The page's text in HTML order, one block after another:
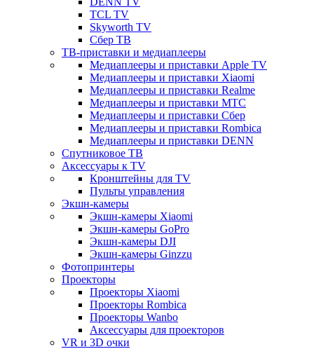
TCL TV
Skyworth TV
Сбер ТВ
ТВ-приставки и медиаплееры
Медиаплееры и приставки Apple TV
Медиаплееры и приставки Xiaomi
Медиаплееры и приставки Realme
Медиаплееры и приставки МТС
Медиаплееры и приставки Сбер
Медиаплееры и приставки Rombica
Медиаплееры и приставки DENN
Спутниковое ТВ
Аксессуары к TV
Кронштейны для TV
Пульты управления
Экшн-камеры
Экшн-камеры Xiaomi
Экшн-камеры GoPro
Экшн-камеры DJI
Экшн-камеры Ginzzu
Фотопринтеры
Проекторы
Проекторы Xiaomi
Проекторы Rombica
Проекторы Wanbo
Аксессуары для проекторов
VR и 3D очки